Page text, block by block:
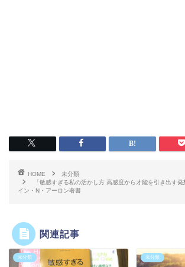
HOME
未分類
「敏感すぎる私の活かし方 高感度から才能を引き出す
イン・N・アーロン著書
関連記事
未分類 未分類